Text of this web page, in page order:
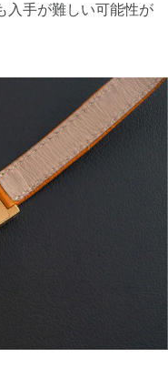
入手が難しい可能性が